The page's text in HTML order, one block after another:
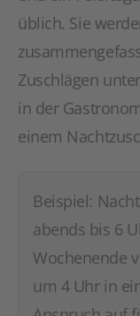
üblich. Sie
Zuschlägen
in der
einem
Beispiel:
abends bis 6
Wochenende
um 4 Uhr in